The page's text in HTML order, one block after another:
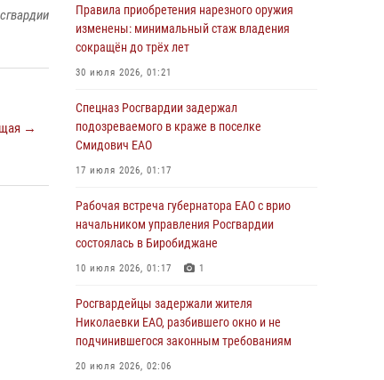
→
специалистов подразделений тыла с
профессиональным праздником
01 августа 2026, 10:23
национальной гвардии Российской
Федерации
01 августа 2026, 10:21
воинов, погибших в Первой мировой войне
1914-1918 годов
01 августа 2026, 10:19
контрольного отстрела гражданского оружия
31 июля 2026, 01:48
Правила приобретения нарезного оружия
Правила приобретения нарезного оружия
изменены: минимальный стаж владения
сокращён до трёх лет
30 июля 2026, 01:21
Спецназ Росгвардии задержал
подозреваемого в краже в поселке
Смидович ЕАО
17 июля 2026, 01:17
Рабочая встреча губернатора ЕАО с врио
начальником управления Росгвардии
состоялась в Биробиджане
10 июля 2026, 01:17 1
Росгвардейцы задержали жителя
Николаевки ЕАО, разбившего окно и не
подчинившегося законным требованиям
20 июля 2026, 02:06